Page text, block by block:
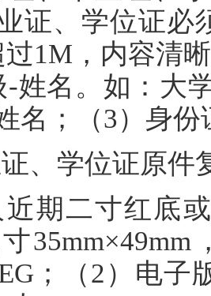
业证、学位证
1M，内容清
-姓名。如：大
名；（3）身
、学位证原件
近期二寸红底
寸
；（2）电